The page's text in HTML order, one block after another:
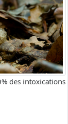
des intoxications